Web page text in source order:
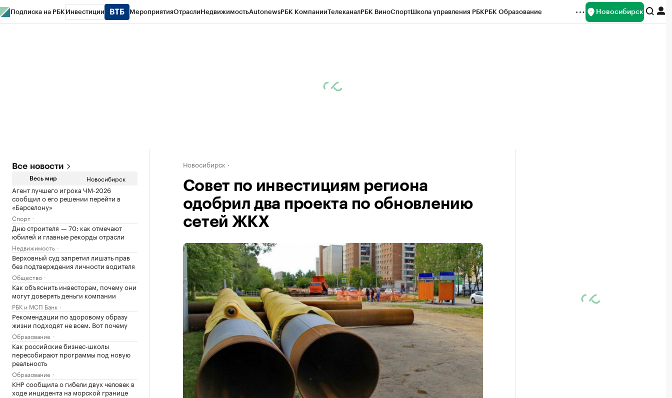
Подписка на РБК Инвестиции МероприятияОтраслиНедвижимостьAutonewsРБК КомпанииТелеканалРБК ВиноСпортШкола управления РБКРБК Образование Новосибирск
Все новости
Весь мир Новосибирск
Агент лучшего игрока ЧМ-2026
сообщил о его решении перейти в
«Барселону»
Спорт
Дню строителя — 70: как отмечают
юбилей и главные рекорды отрасли
Недвижимость
Верховный суд запретил лишать прав
без подтверждения личности водителя
Общество
Как объяснить инвесторам, почему они
могут доверять деньги компании
РБК и МСП Банк
Рекомендации по здоровому образу
жизни подходят не всем. Вот почему
Образование
Как российские бизнес-школы
пересобирают программы под новую
реальность
Образование
КНР сообщила о гибели двух человек в
ходе инцидента на морской границе
Новосибирск
Совет по инвестициям региона
одобрил два проекта по обновлению
сетей ЖКХ